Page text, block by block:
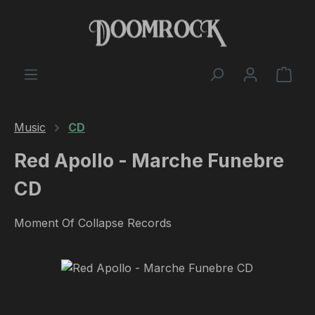
Skip to main content
Music CD
Red Apollo - Marche Funebre
CD
Moment Of Collapse Records
Skip image gallery